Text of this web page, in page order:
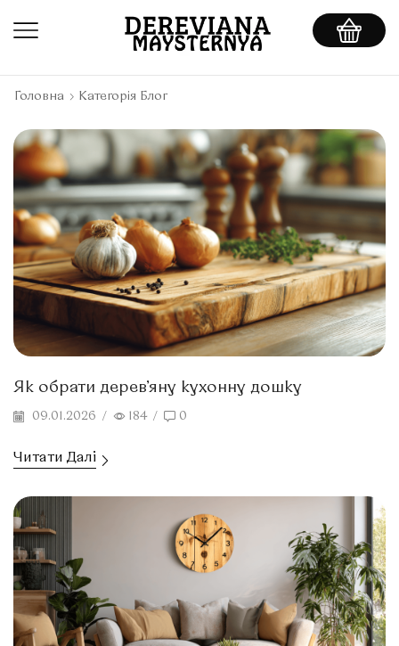
Головна Категорія Блог
Як обрати дерев’яну кухонну дошку
09.01.2026 / 184 / 0
Читати Далі